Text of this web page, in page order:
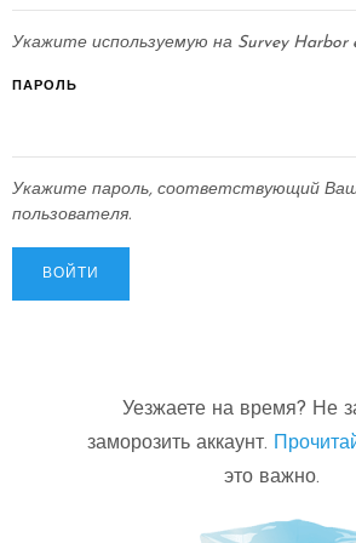
Укажите используемую на Survey Harbor
ПАРОЛЬ
Укажите пароль, соответствующий
пользователя.
Уезжаете на время? Не
заморозить аккаунт.
это важно.